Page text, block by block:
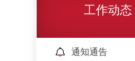
工作动态
通知通告